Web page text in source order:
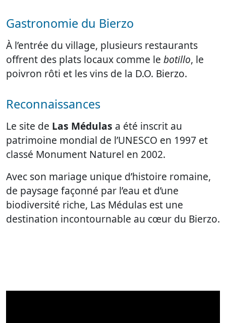
Gastronomie du Bierzo
À l’entrée du village, plusieurs restaurants
offrent des plats locaux comme le botillo, le
poivron rôti et les vins de la D.O. Bierzo.
Reconnaissances
Le site de Las Médulas a été inscrit au
patrimoine mondial de l’UNESCO en 1997 et
classé Monument Naturel en 2002.
Avec son mariage unique d’histoire romaine,
de paysage façonné par l’eau et d’une
biodiversité riche, Las Médulas est une
destination incontournable au cœur du Bierzo.